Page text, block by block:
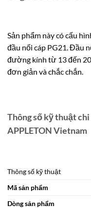
Sản phẩm này có cấu
đầu nối cáp PG21. Đầu
đường kính từ 13 đến
đơn giản và chắc chắn.
Thông số kỹ thuật
APPLETON Vietnam
Thông số kỹ thuật
Mã sản phẩm
Dòng sản phẩm